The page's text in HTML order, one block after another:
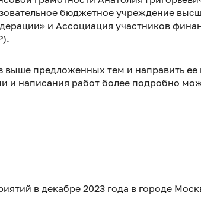
бюджетное учреждение
и Ассоциация участников
выше предложенных тем и направить ее
и написания работ более подробно
в декабре 2023 года в городе